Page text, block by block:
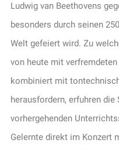
Ludwig van Beethovens
besonders durch seinen
Welt gefeiert wird. Zu
von heute mit
kombiniert mit
herausfordern, erfuhren
vorhergehenden
Gelernte direkt im Konzert